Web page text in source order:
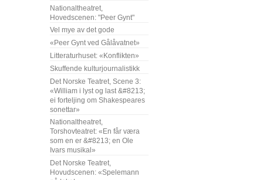
Nationaltheatret,
Hovedscenen: "Peer Gynt"
Vel mye av det gode
«Peer Gynt ved Gålåvatnet»
Litteraturhuset: «Konflikten»
Skuffende kulturjournalistikk
Det Norske Teatret, Scene 3:
«William i lyst og last &#8213;
ei forteljing om Shakespeares
sonettar»
Nationaltheatret,
Torshovteatret: «En får væra
som en er &#8213; en Ole
Ivars musikal»
Det Norske Teatret,
Hovudscenen: «Spelemann